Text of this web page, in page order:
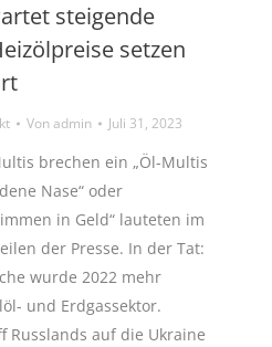
steigende
setzen
Vonadmin Juli 31, 2023
brechen ein „Öl-Multis
Nase“ oder
in Geld“ lauteten im
der Presse. In der Tat:
wurde 2022 mehr
und Erdgassektor.
Russlands auf die Ukraine